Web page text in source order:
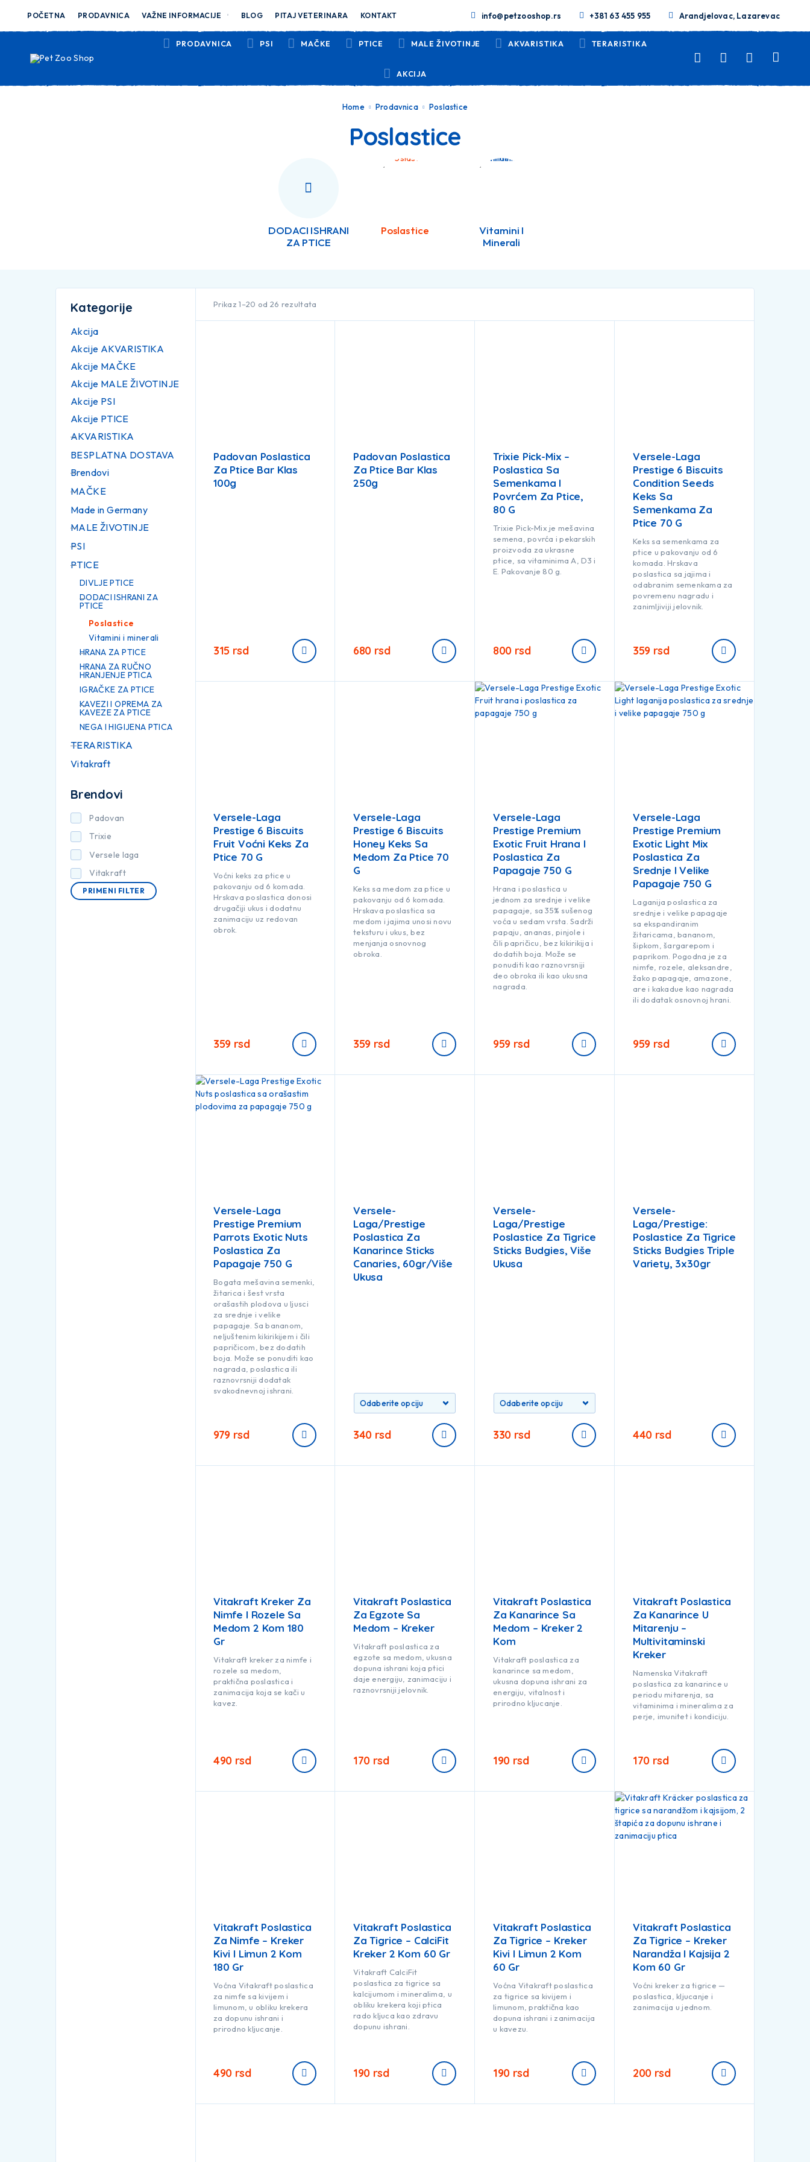
POČETNA PRODAVNICA VAŽNE INFORMACIJE BLOG PITAJ VETERINARA KONTAKT info@petzooshop.rs +381 63 455 955 Arandjelovac, Lazarevac
PRODAVNICA PSI MAČKE PTICE MALE ŽIVOTINJE AKVARISTIKA TERARISTIKA
AKCIJA
Home Prodavnica Poslastice
Poslastice
DODACI ISHRANI
ZA PTICE
Poslastice
Vitamini I
Minerali
Kategorije
Akcija
Akcije AKVARISTIKA
Akcije MAČKE
Akcije MALE ŽIVOTINJE
Akcije PSI
Akcije PTICE
AKVARISTIKA
BESPLATNA DOSTAVA
Brendovi
MAČKE
Made in Germany
MALE ŽIVOTINJE
PSI
PTICE
DIVLJE PTICE
DODACI ISHRANI ZA
PTICE
Poslastice
Vitamini i minerali
HRANA ZA PTICE
HRANA ZA RUČNO
HRANJENJE PTICA
IGRAČKE ZA PTICE
KAVEZI I OPREMA ZA
KAVEZE ZA PTICE
NEGA I HIGIJENA PTICA
TERARISTIKA
Vitakraft
Brendovi
Padovan
Trixie
Versele laga
Vitakraft
PRIMENI FILTER
Prikaz 1–20 od 26 rezultata
Padovan Poslastica
Za Ptice Bar Klas
100g
315 rsd
Padovan Poslastica
Za Ptice Bar Klas
250g
680 rsd
Trixie Pick-Mix –
Poslastica Sa
Semenkama I
Povrćem Za Ptice,
80 G
Trixie Pick-Mix je mešavina
semena, povrća i pekarskih
proizvoda za ukrasne
ptice, sa vitaminima A, D3 i
E. Pakovanje 80 g.
800 rsd
Versele-Laga
Prestige 6 Biscuits
Condition Seeds
Keks Sa
Semenkama Za
Ptice 70 G
Keks sa semenkama za
ptice u pakovanju od 6
komada. Hrskava
poslastica sa jajima i
odabranim semenkama za
povremenu nagradu i
zanimljiviji jelovnik.
359 rsd
Versele-Laga
Prestige 6 Biscuits
Fruit Voćni Keks Za
Ptice 70 G
Voćni keks za ptice u
pakovanju od 6 komada.
Hrskava poslastica donosi
drugačiji ukus i dodatnu
zanimaciju uz redovan
obrok.
359 rsd
Versele-Laga
Prestige 6 Biscuits
Honey Keks Sa
Medom Za Ptice 70
G
Keks sa medom za ptice u
pakovanju od 6 komada.
Hrskava poslastica sa
medom i jajima unosi novu
teksturu i ukus, bez
menjanja osnovnog
obroka.
359 rsd
Versele-Laga
Prestige Premium
Exotic Fruit Hrana I
Poslastica Za
Papagaje 750 G
Hrana i poslastica u
jednom za srednje i velike
papagaje, sa 35% sušenog
voća u sedam vrsta. Sadrži
papaju, ananas, pinjole i
čili papričicu, bez kikirikija i
dodatih boja. Može se
ponuditi kao raznovrsniji
deo obroka ili kao ukusna
nagrada.
959 rsd
Versele-Laga
Prestige Premium
Exotic Light Mix
Poslastica Za
Srednje I Velike
Papagaje 750 G
Laganija poslastica za
srednje i velike papagaje
sa ekspandiranim
žitaricama, bananom,
šipkom, šargarepom i
paprikom. Pogodna je za
nimfe, rozele, aleksandre,
žako papagaje, amazone,
are i kakadue kao nagrada
ili dodatak osnovnoj hrani.
959 rsd
Versele-Laga
Prestige Premium
Parrots Exotic Nuts
Poslastica Za
Papagaje 750 G
Bogata mešavina semenki,
žitarica i šest vrsta
orašastih plodova u ljusci
za srednje i velike
papagaje. Sa bananom,
neljuštenim kikirikijem i čili
papričicom, bez dodatih
boja. Može se ponuditi kao
nagrada, poslastica ili
raznovrsniji dodatak
svakodnevnoj ishrani.
979 rsd
Versele-
Laga/Prestige
Poslastica Za
Kanarince Sticks
Canaries, 60gr/više
Ukusa
340 rsd
Versele-
Laga/Prestige
Poslastice Za Tigrice
Sticks Budgies, Više
Ukusa
330 rsd
Versele-
Laga/Prestige:
Poslastice Za Tigrice
Sticks Budgies Triple
Variety, 3x30gr
440 rsd
Vitakraft Kreker Za
Nimfe I Rozele Sa
Medom 2 Kom 180
Gr
Vitakraft kreker za nimfe i
rozele sa medom,
praktična poslastica i
zanimacija koja se kači u
kavez.
490 rsd
Vitakraft Poslastica
Za Egzote Sa
Medom – Kreker
Vitakraft poslastica za
egzote sa medom, ukusna
dopuna ishrani koja ptici
daje energiju, zanimaciju i
raznovrsniji jelovnik.
170 rsd
Vitakraft Poslastica
Za Kanarince Sa
Medom – Kreker 2
Kom
Vitakraft poslastica za
kanarince sa medom,
ukusna dopuna ishrani za
energiju, vitalnost i
prirodno kljucanje.
190 rsd
Vitakraft Poslastica
Za Kanarince U
Mitarenju –
Multivitaminski
Kreker
Namenska Vitakraft
poslastica za kanarince u
periodu mitarenja, sa
vitaminima i mineralima za
perje, imunitet i kondiciju.
170 rsd
Vitakraft Poslastica
Za Nimfe – Kreker
Kivi I Limun 2 Kom
180 Gr
Voćna Vitakraft poslastica
za nimfe sa kivijem i
limunom, u obliku krekera
za dopunu ishrani i
prirodno kljucanje.
490 rsd
Vitakraft Poslastica
Za Tigrice – CalciFit
Kreker 2 Kom 60 Gr
Vitakraft CalciFit
poslastica za tigrice sa
kalcijumom i mineralima, u
obliku krekera koji ptica
rado kljuca kao zdravu
dopunu ishrani.
190 rsd
Vitakraft Poslastica
Za Tigrice – Kreker
Kivi I Limun 2 Kom
60 Gr
Voćna Vitakraft poslastica
za tigrice sa kivijem i
limunom, praktična kao
dopuna ishrani i zanimacija
u kavezu.
190 rsd
Vitakraft Poslastica
Za Tigrice – Kreker
Narandža I Kajsija 2
Kom 60 Gr
Voćni kreker za tigrice —
poslastica, kljucanje i
zanimacija u jednom.
200 rsd